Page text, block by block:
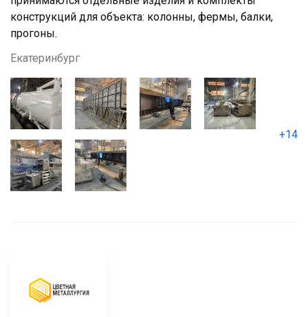
конструкций для объекта: колонны, фермы, балки,
прогоны.
Екатеринбург
+14